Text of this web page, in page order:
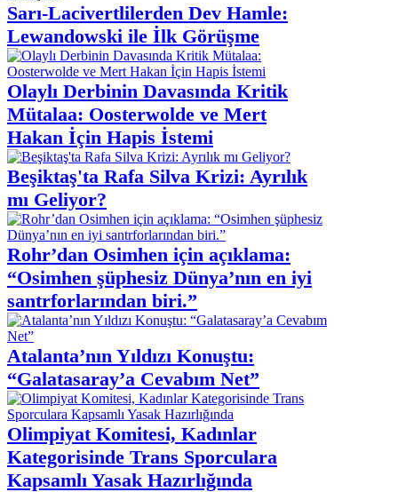
Sarı-Lacivertlilerden Dev Hamle:
Lewandowski ile İlk Görüşme
Olaylı Derbinin Davasında Kritik
Mütalaa: Oosterwolde ve Mert
Hakan İçin Hapis İstemi
Beşiktaş'ta Rafa Silva Krizi: Ayrılık
mı Geliyor?
Rohr’dan Osimhen için açıklama:
“Osimhen şüphesiz Dünya’nın en iyi
santrforlarından biri.”
Atalanta’nın Yıldızı Konuştu:
“Galatasaray’a Cevabım Net”
Olimpiyat Komitesi, Kadınlar
Kategorisinde Trans Sporculara
Kapsamlı Yasak Hazırlığında